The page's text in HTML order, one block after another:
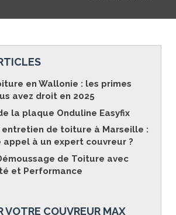
en Wallonie : les primes
avez droit en 2025
la plaque Onduline Easyfix
entretien de toiture à Marseille :
à un expert couvreur ?
de Toiture avec
et Performance
VOTRE COUVREUR MAX